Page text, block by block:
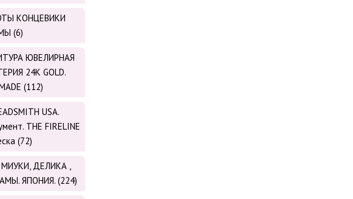
КОНЦЕВИКИ
(6)
ЮВЕЛИРНАЯ
24К GOLD.
(112)
USA.
THE FIRELINE
(72)
МИУКИ, ДЕЛИКА ,
ЯПОНИЯ. (224)